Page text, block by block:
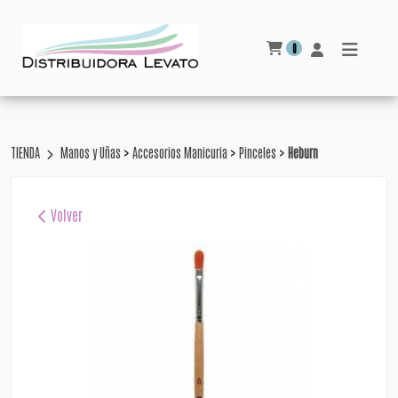
0
TIENDA Manos y Uñas > Accesorios Manicuria > Pinceles > Heburn
Volver